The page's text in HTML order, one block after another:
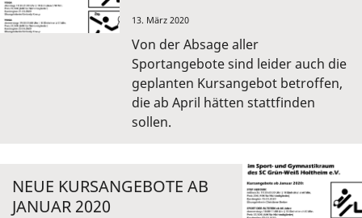
13. März 2020
Von der Absage aller
Sportangebote sind leider auch die
geplanten Kursangebot betroffen,
die ab April hätten stattfinden
sollen.
NEUE KURSANGEBOTE AB
JANUAR 2020